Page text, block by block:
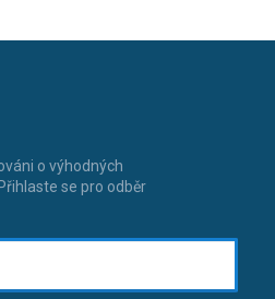
o výhodných
se pro odběr